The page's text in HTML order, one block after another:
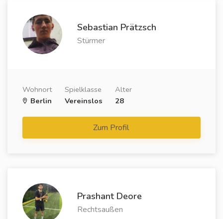
Sebastian Prätzsch
Stürmer
Wohnort
Berlin
Spielklasse
Vereinslos
Alter
28
Zum Profil
Prashant Deore
Rechtsaußen